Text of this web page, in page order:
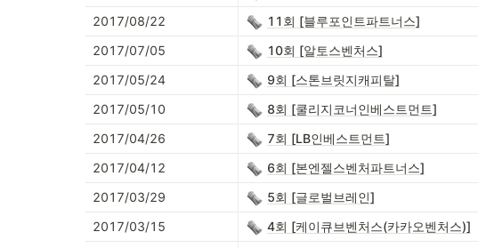
2017/08/22
11회 [블루포인트파트너스]
2017/07/05
10회 [알토스벤처스]
2017/05/24
9회 [스톤브릿지캐피탈]
2017/05/10
8회 [쿨리지코너인베스트먼트]
2017/04/26
7회 [LB인베스트먼트]
2017/04/12
6회 [본엔젤스벤처파트너스]
2017/03/29
5회 [글로벌브레인]
2017/03/15
4회 [케이큐브벤처스(카카오벤처스)]